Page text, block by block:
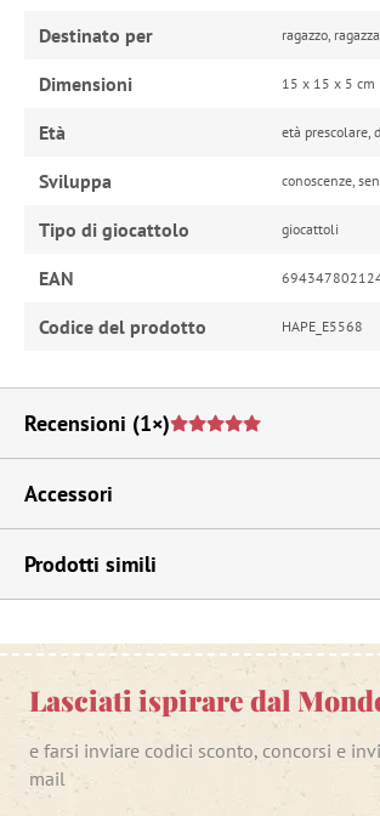
Destinato per ragazzo, ragazza
Dimensioni 15 x 15 x 5 cm
Età età prescolare,
Sviluppa conoscenze,
Tipo di giocattolo giocattoli
EAN
Codice del prodotto HAPE_E5568
Recensioni (1×)
Accessori
Prodotti simili
Lasciati ispirare dal
e farsi inviare codici sconto, concorsi e
mail